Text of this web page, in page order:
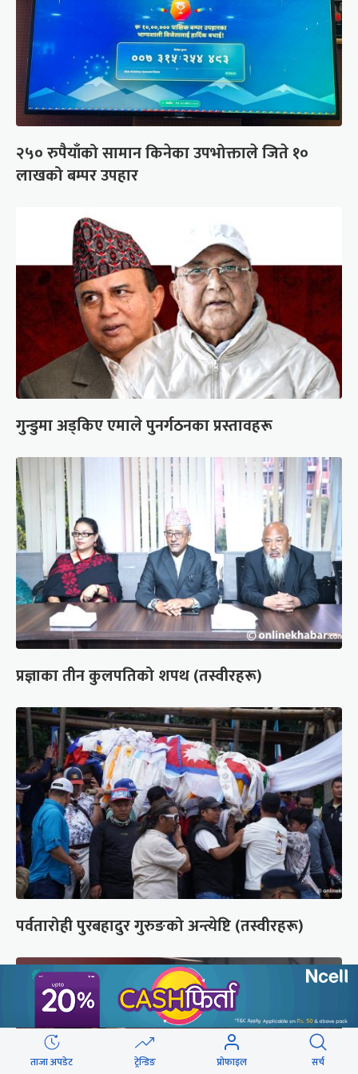
२५० रुपैयाँको सामान किनेका उपभोक्ताले जिते १०
लाखको बम्पर उपहार
गुन्डुमा अड्किए एमाले पुनर्गठनका प्रस्तावहरू
प्रज्ञाका तीन कुलपतिको शपथ (तस्वीरहरू)
पर्वतारोही पुरबहादुर गुरुङको अन्त्येष्टि (तस्वीरहरू)
ताजा अपडेट ट्रेन्डिङ प्रोफाइल सर्च